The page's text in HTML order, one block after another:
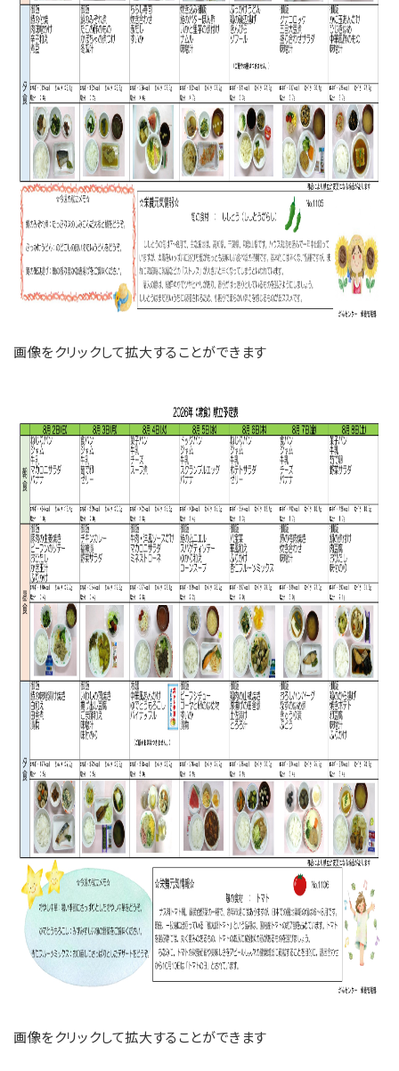
画像をクリックして拡大することができます
画像をクリックして拡大することができます